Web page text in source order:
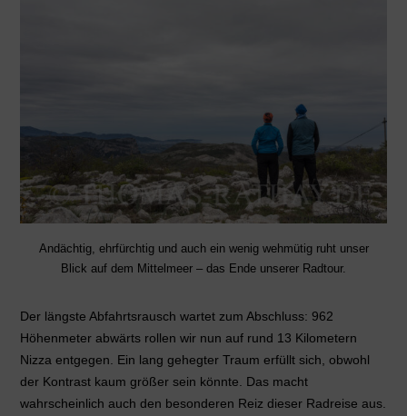
Andächtig, ehrfürchtig und auch ein wenig wehmütig ruht unser
Blick auf dem Mittelmeer – das Ende unserer Radtour.
Der längste Abfahrtsrausch wartet zum Abschluss: 962
Höhenmeter abwärts rollen wir nun auf rund 13 Kilometern
Nizza entgegen. Ein lang gehegter Traum erfüllt sich, obwohl
der Kontrast kaum größer sein könnte. Das macht
wahrscheinlich auch den besonderen Reiz dieser Radreise aus.